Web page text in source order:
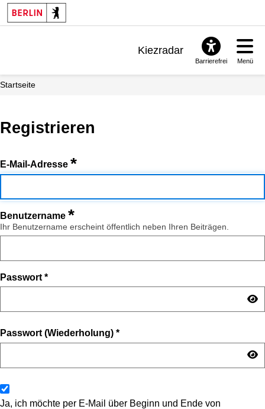
Kiezradar
Barrierefrei Menü
Startseite
Registrieren
E-Mail-Adresse *
Benutzername *
Ihr Benutzername erscheint öffentlich neben Ihren Beiträgen.
Passwort *
Passwort (Wiederholung) *
Ja, ich möchte per E-Mail über Beginn und Ende von